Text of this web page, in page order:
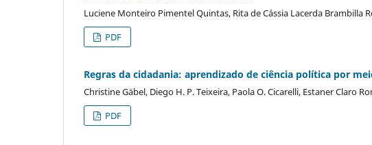
Luciene Monteiro Pimentel Quintas, Rita de Cássia Lacerda Brambilla
PDF
Regras da cidadania: aprendizado de ciência política por
Christine Gäbel, Diego H. P. Teixeira, Paola O. Cicarelli, Estaner Claro
PDF